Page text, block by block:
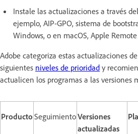
Instale las actualizaciones a través
ejemplo, AIP-GPO, sistema de
Windows, o en macOS, Apple Remote
Adobe categoriza estas actualizaciones
siguientes niveles de prioridad y
actualicen los programas a las versiones
Producto SeguimientoVersiones
actualizadas